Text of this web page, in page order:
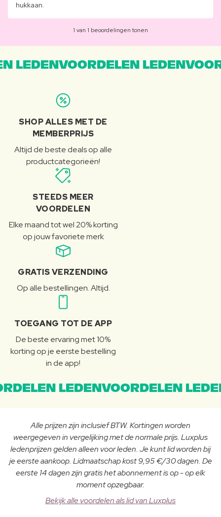
hukkaan.
1 van 1 beoordelingen tonen
LEDENVOORDELEN
SHOP ALLES MET DE
MEMBERPRIJS
Altijd de beste deals op alle
productcategorieën!
STEEDS MEER
VOORDELEN
Elke maand tot wel 20% korting
op jouw favoriete merk
GRATIS VERZENDING
Op alle bestellingen. Altijd.
TOEGANG TOT DE APP
De beste ervaring met 10%
korting op je eerste bestelling
in de app!
LEDENVOORDELEN
Alle prijzen zijn inclusief BTW. Kortingen worden
weergegeven in vergelijking met de normale prijs. Luxplus
ledenprijzen gelden alleen voor leden. Je kunt lid worden bij
je eerste aankoop. Lidmaatschap kost 9,95 €/30 dagen. De
eerste 14 dagen zijn gratis het abonnement is op - op elk
moment opzegbaar.
Bekijk alle voordelen als lid van Luxplus